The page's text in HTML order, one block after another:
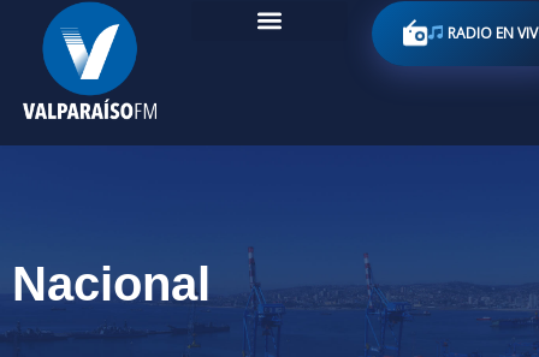
RADIO EN
Nacional